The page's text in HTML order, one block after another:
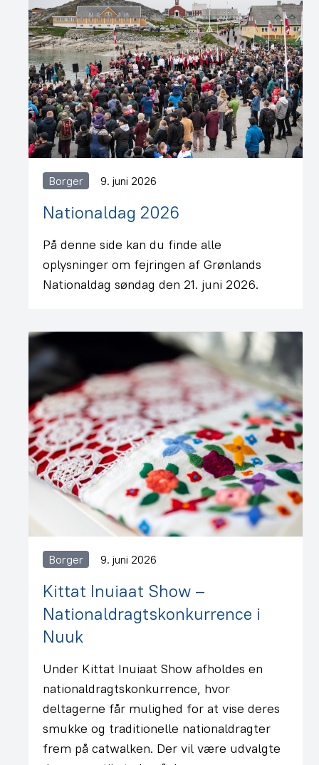
Borger 9. juni 2026
Nationaldag 2026
På denne side kan du finde alle
oplysninger om fejringen af Grønlands
Nationaldag søndag den 21. juni 2026.
Borger 9. juni 2026
Kittat Inuiaat Show –
Nationaldragtskonkurrence i
Nuuk
Under Kittat Inuiaat Show afholdes en
nationaldragtskonkurrence, hvor
deltagerne får mulighed for at vise deres
smukke og traditionelle nationaldragter
frem på catwalken. Der vil være udvalgte